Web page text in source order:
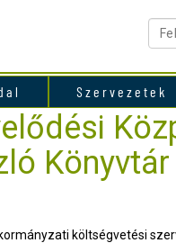
Szervezetek
Könyvtár
költségvetési